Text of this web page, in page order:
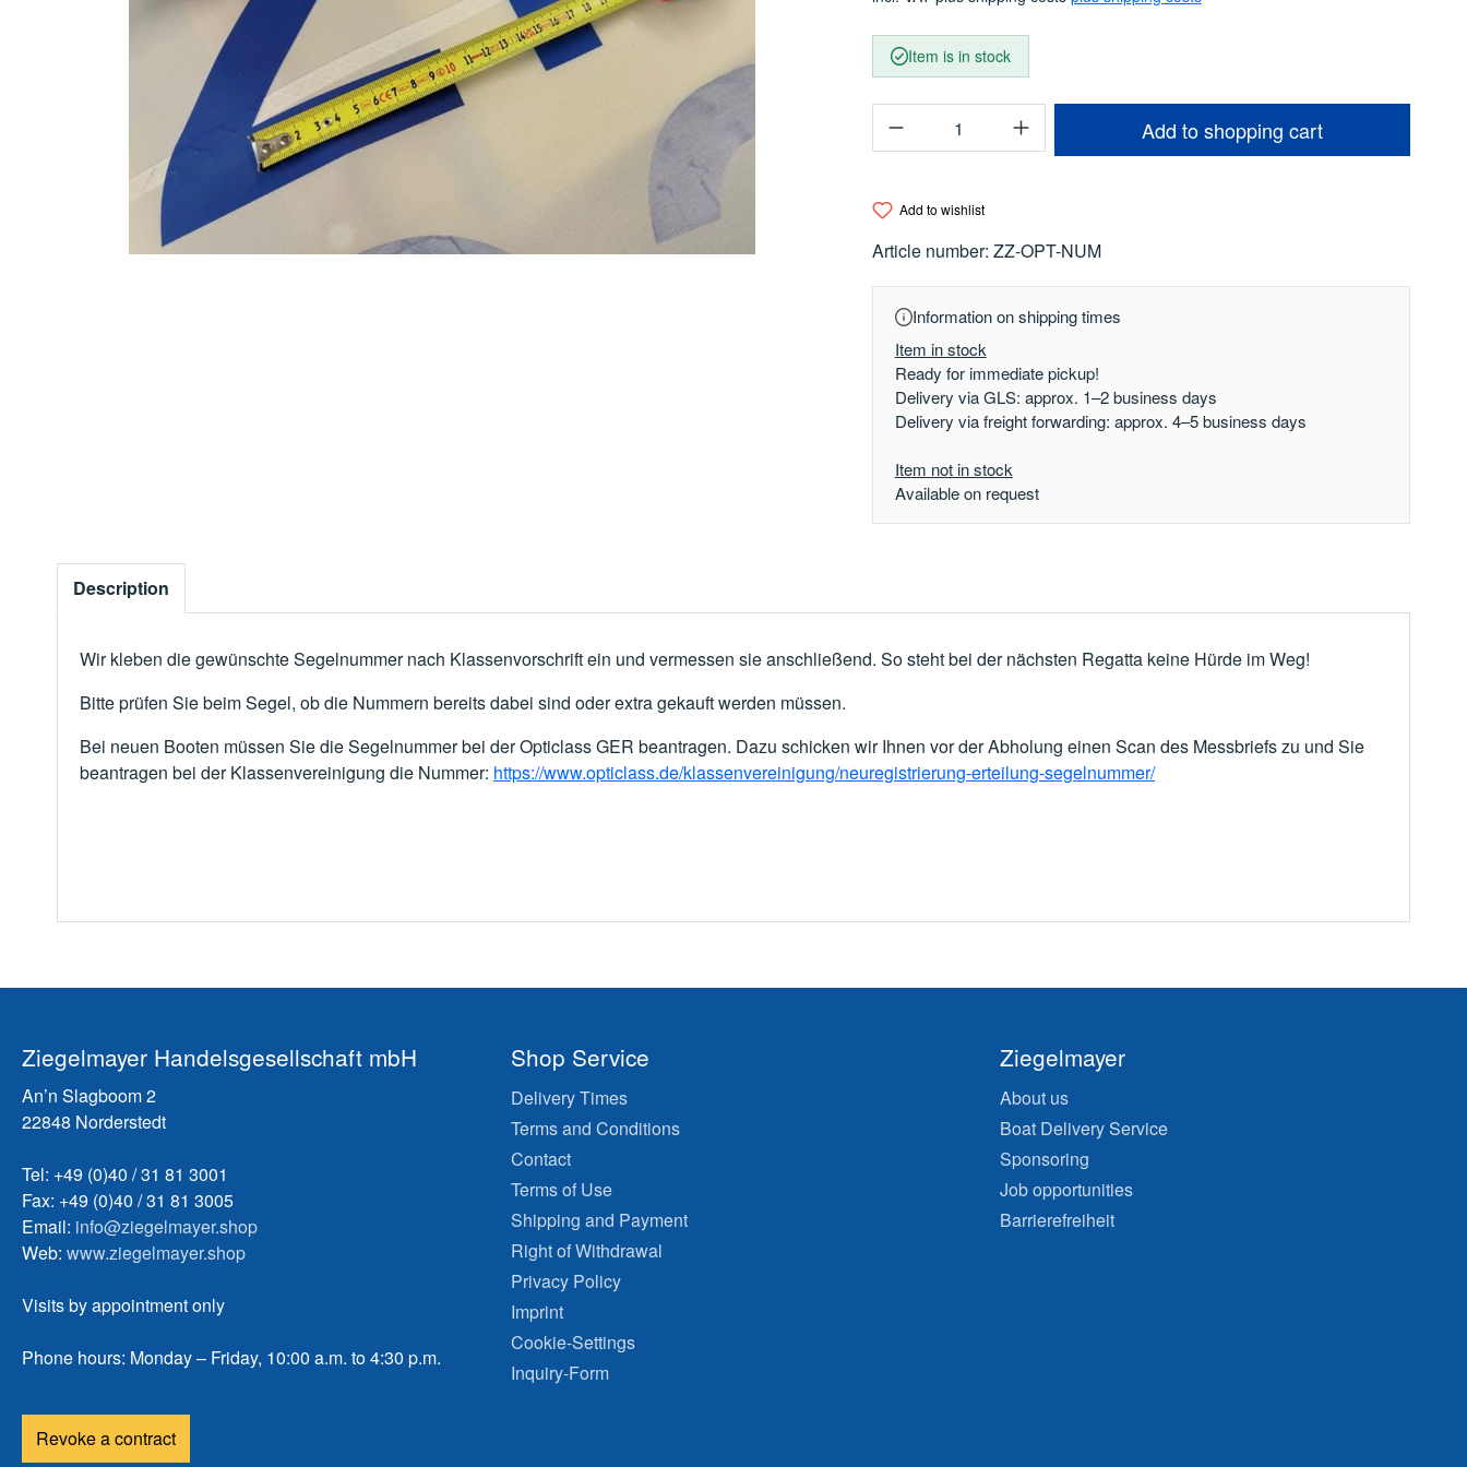
Item is in stock
Product Quantity: Enter the desired amount or
Add to shopping cart
Add to wishlist
Article number: ZZ-OPT-NUM
Information on shipping times
Item in stock
Ready for immediate pickup!
Delivery via GLS: approx. 1–2 business days
Delivery via freight forwarding: approx. 4–5 business days
Item not in stock
Available on request
Description
Wir kleben die gewünschte Segelnummer nach Klassenvorschrift ein und vermessen sie anschließend. So steht bei der nächsten Regatta keine Hürde im Weg!
Bitte prüfen Sie beim Segel, ob die Nummern bereits dabei sind oder extra gekauft werden müssen.
Bei neuen Booten müssen Sie die Segelnummer bei der Opticlass GER beantragen. Dazu schicken wir Ihnen vor der Abholung einen Scan des Messbriefs zu und Sie
beantragen bei der Klassenvereinigung die Nummer: https://www.opticlass.de/klassenvereinigung/neuregistrierung-erteilung-segelnummer/
Ziegelmayer Handelsgesellschaft mbH
An’n Slagboom 2
22848 Norderstedt
Tel: +49 (0)40 / 31 81 3001
Fax: +49 (0)40 / 31 81 3005
Email: info@ziegelmayer.shop
Web: www.ziegelmayer.shop
Visits by appointment only
Phone hours: Monday – Friday, 10:00 a.m. to 4:30 p.m.
Revoke a contract
Shop Service
Delivery Times
Terms and Conditions
Contact
Terms of Use
Shipping and Payment
Right of Withdrawal
Privacy Policy
Imprint
Cookie-Settings
Inquiry-Form
Ziegelmayer
About us
Boat Delivery Service
Sponsoring
Job opportunities
Barrierefreiheit